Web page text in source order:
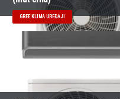
GREE KLIMA UREĐAJI